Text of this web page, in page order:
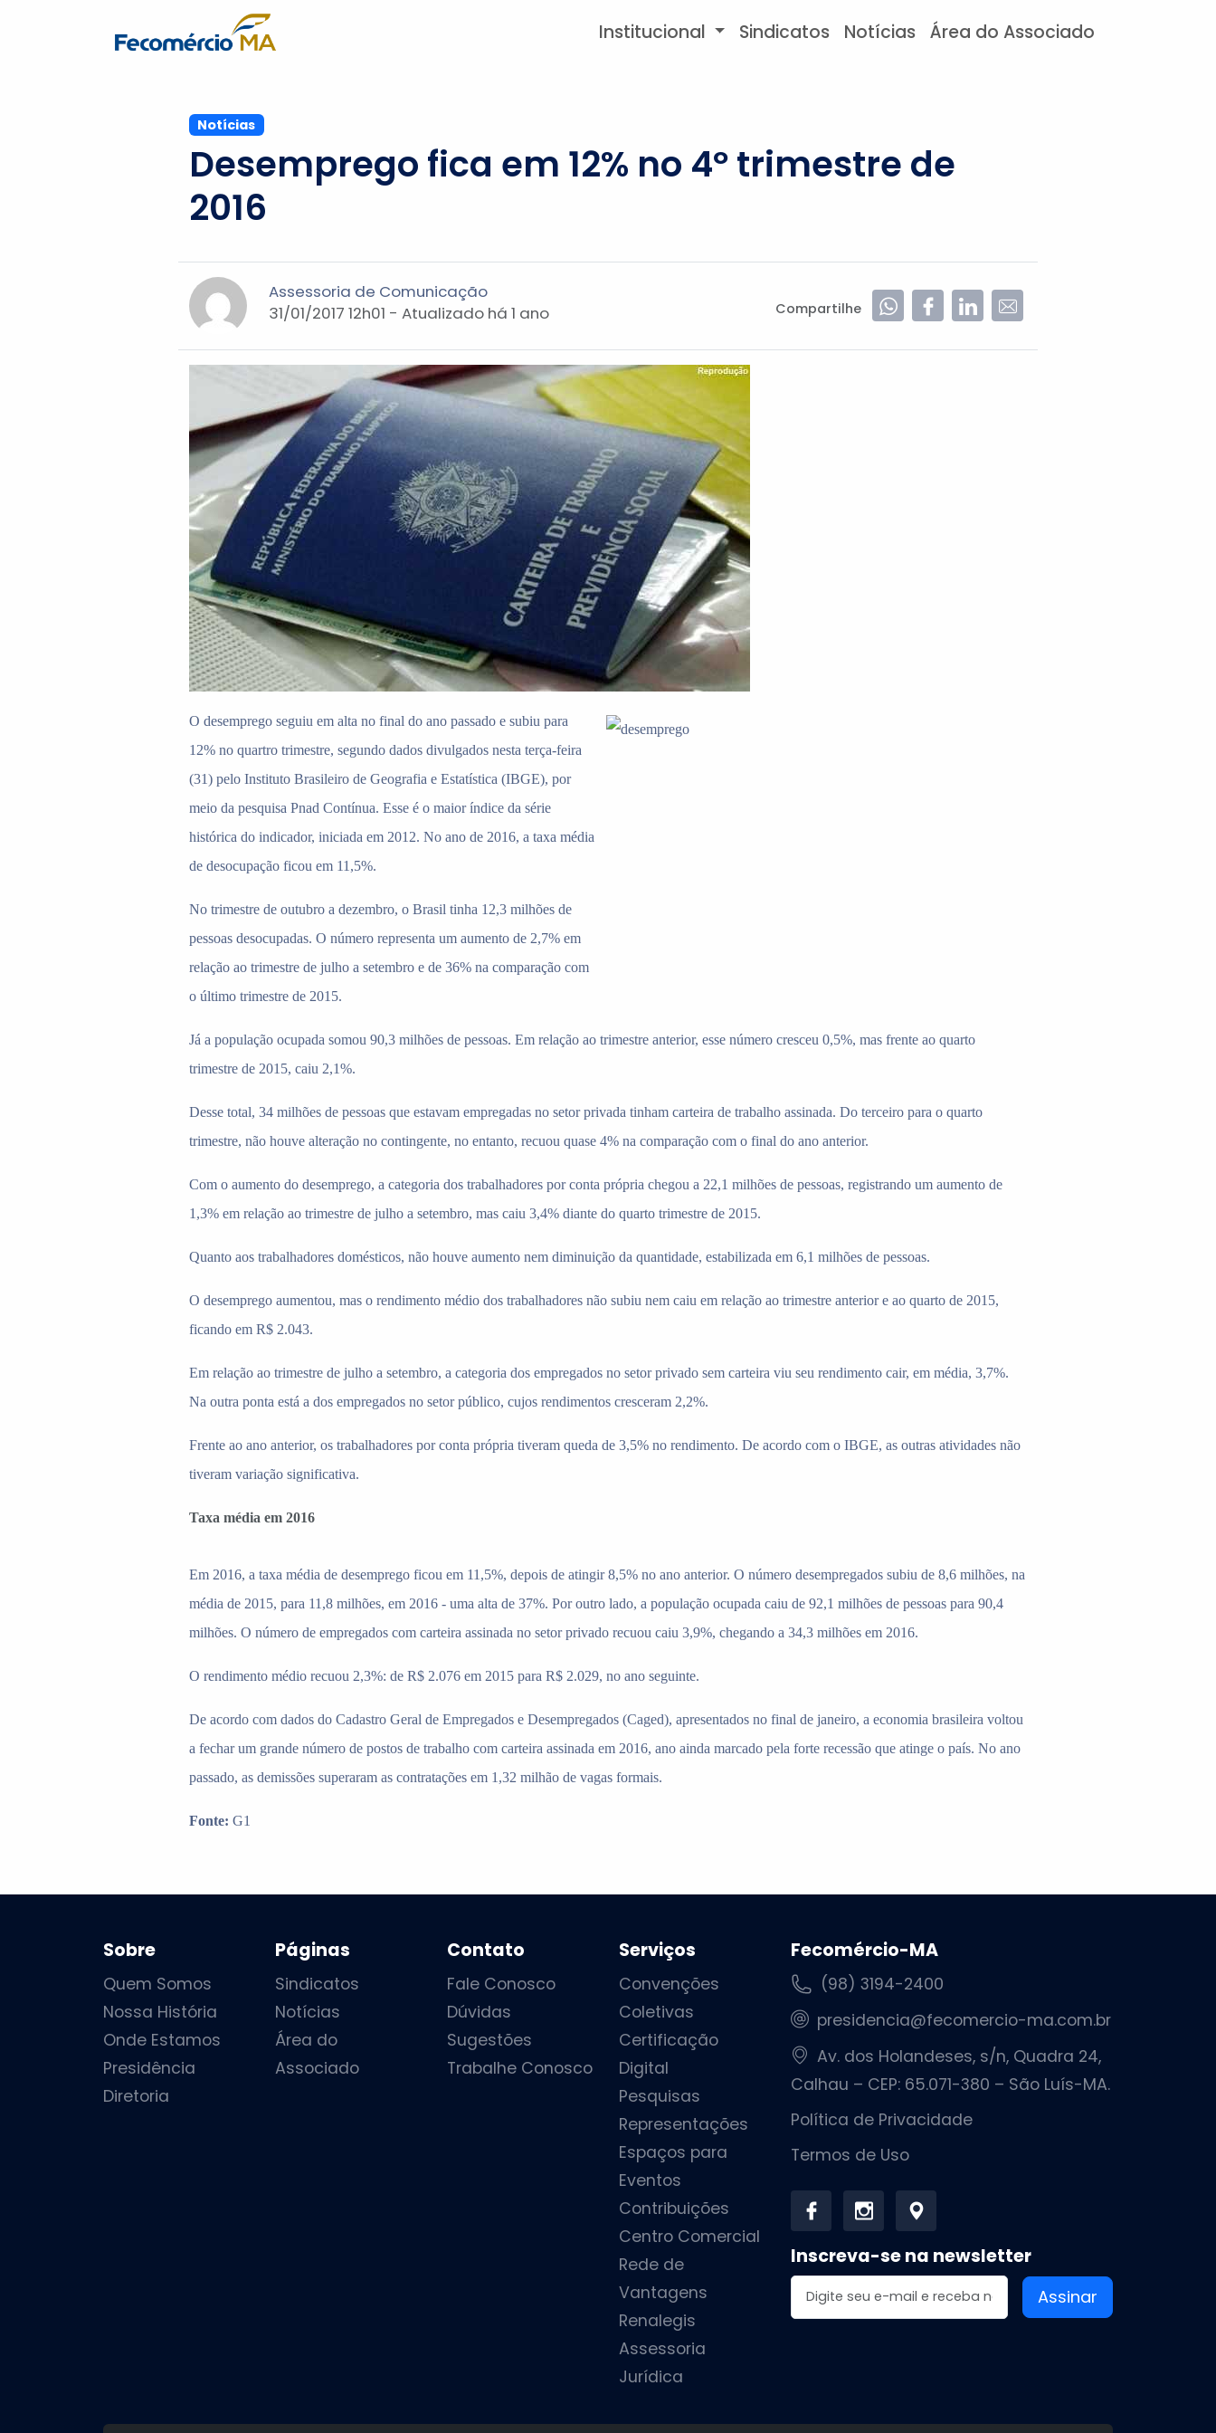
Institucional Sindicatos Notícias Área do Associado
Notícias
Desemprego fica em 12% no 4º trimestre de
2016
Assessoria de Comunicação
31/01/2017 12h01 - Atualizado há 1 ano Compartilhe
O desemprego seguiu em alta no final do ano passado e subiu para
12% no quartro trimestre, segundo dados divulgados nesta terça-feira
(31) pelo Instituto Brasileiro de Geografia e Estatística (IBGE), por
meio da pesquisa Pnad Contínua. Esse é o maior índice da série
histórica do indicador, iniciada em 2012. No ano de 2016, a taxa média
de desocupação ficou em 11,5%.
No trimestre de outubro a dezembro, o Brasil tinha 12,3 milhões de
pessoas desocupadas. O número representa um aumento de 2,7% em
relação ao trimestre de julho a setembro e de 36% na comparação com
o último trimestre de 2015.
Já a população ocupada somou 90,3 milhões de pessoas. Em relação ao trimestre anterior, esse número cresceu 0,5%, mas frente ao quarto
trimestre de 2015, caiu 2,1%.
Desse total, 34 milhões de pessoas que estavam empregadas no setor privada tinham carteira de trabalho assinada. Do terceiro para o quarto
trimestre, não houve alteração no contingente, no entanto, recuou quase 4% na comparação com o final do ano anterior.
Com o aumento do desemprego, a categoria dos trabalhadores por conta própria chegou a 22,1 milhões de pessoas, registrando um aumento de
1,3% em relação ao trimestre de julho a setembro, mas caiu 3,4% diante do quarto trimestre de 2015.
Quanto aos trabalhadores domésticos, não houve aumento nem diminuição da quantidade, estabilizada em 6,1 milhões de pessoas.
O desemprego aumentou, mas o rendimento médio dos trabalhadores não subiu nem caiu em relação ao trimestre anterior e ao quarto de 2015,
ficando em R$ 2.043.
Em relação ao trimestre de julho a setembro, a categoria dos empregados no setor privado sem carteira viu seu rendimento cair, em média, 3,7%.
Na outra ponta está a dos empregados no setor público, cujos rendimentos cresceram 2,2%.
Frente ao ano anterior, os trabalhadores por conta própria tiveram queda de 3,5% no rendimento. De acordo com o IBGE, as outras atividades não
tiveram variação significativa.
Taxa média em 2016
Em 2016, a taxa média de desemprego ficou em 11,5%, depois de atingir 8,5% no ano anterior. O número desempregados subiu de 8,6 milhões, na
média de 2015, para 11,8 milhões, em 2016 - uma alta de 37%. Por outro lado, a população ocupada caiu de 92,1 milhões de pessoas para 90,4
milhões. O número de empregados com carteira assinada no setor privado recuou caiu 3,9%, chegando a 34,3 milhões em 2016.
O rendimento médio recuou 2,3%: de R$ 2.076 em 2015 para R$ 2.029, no ano seguinte.
De acordo com dados do Cadastro Geral de Empregados e Desempregados (Caged), apresentados no final de janeiro, a economia brasileira voltou
a fechar um grande número de postos de trabalho com carteira assinada em 2016, ano ainda marcado pela forte recessão que atinge o país. No ano
passado, as demissões superaram as contratações em 1,32 milhão de vagas formais.
Fonte: G1
Sobre
Quem Somos
Nossa História
Onde Estamos
Presidência
Diretoria
Páginas
Sindicatos
Notícias
Área do
Associado
Contato
Fale Conosco
Dúvidas
Sugestões
Trabalhe Conosco
Serviços
Convenções
Coletivas
Certificação
Digital
Pesquisas
Representações
Espaços para
Eventos
Contribuições
Centro Comercial
Rede de
Vantagens
Renalegis
Assessoria
Jurídica
Fecomércio-MA
(98) 3194-2400
presidencia@fecomercio-ma.com.br
Av. dos Holandeses, s/n, Quadra 24,
Calhau – CEP: 65.071-380 – São Luís-MA.
Política de Privacidade
Termos de Uso
Inscreva-se na newsletter
Endereço de email
Assinar